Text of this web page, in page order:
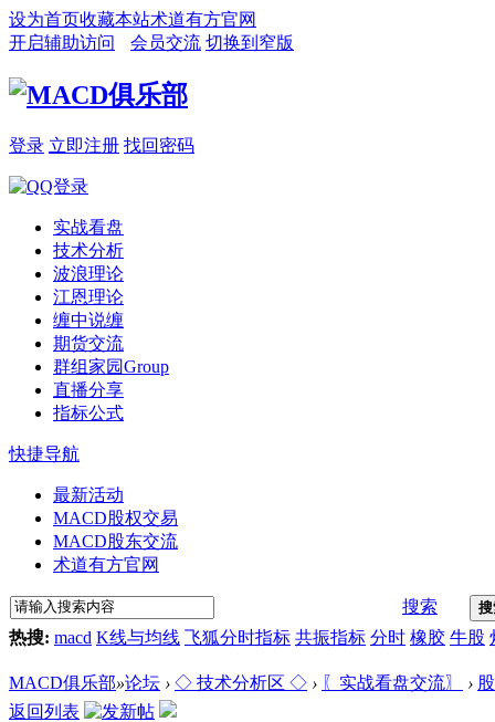
设为首页收藏本站术道有方官网
开启辅助访问
会员交流 切换到窄版
登录 立即注册 找回密码
实战看盘
技术分析
波浪理论
江恩理论
缠中说缠
期货交流
群组家园Group
直播分享
指标公式
快捷导航
最新活动
MACD股权交易
MACD股东交流
术道有方官网
搜索
热搜: macd K线与均线 飞狐分时指标 共振指标 分时 橡胶 牛股
MACD俱乐部»论坛 › ◇ 技术分析区 ◇ › 〖实战看盘交流〗 ›
返回列表